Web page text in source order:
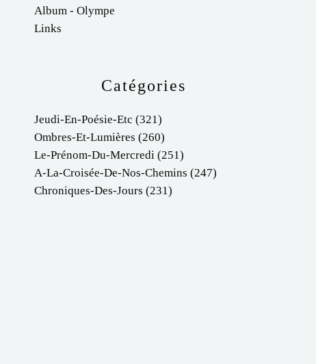
Catégories
Jeudi-En-Poésie-Etc (321)
Ombres-Et-Lumières (260)
Le-Prénom-Du-Mercredi (251)
A-La-Croisée-De-Nos-Chemins (247)
Chroniques-Des-Jours (231)
Album - Olympe
Links